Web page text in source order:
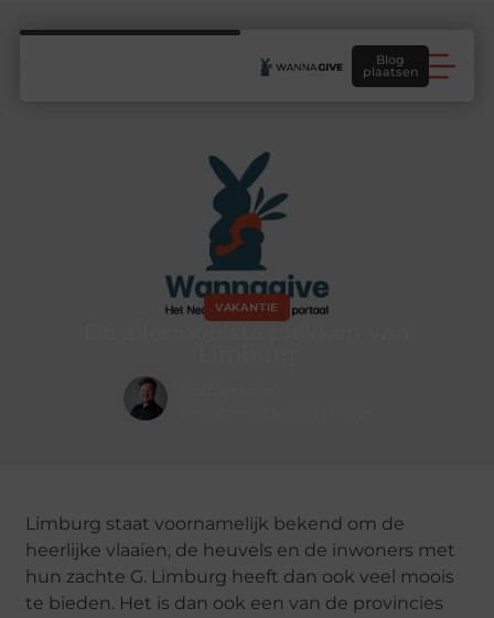
Blog
plaatsen
VAKANTIE
Limburg staat voornamelijk bekend om de
heerlijke vlaaien, de heuvels en de inwoners met
hun zachte G. Limburg heeft dan ook veel moois
te bieden. Het is dan ook een van de provincies